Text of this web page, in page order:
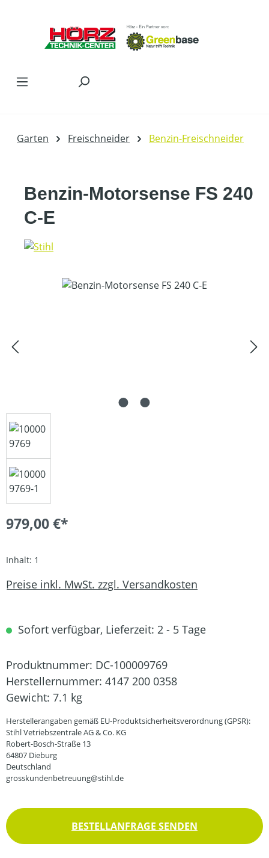
Garten Freischneider Benzin-Freischneider
Benzin-Motorsense FS 240
C-E
Bildergalerie überspringen
979,00 €*
Inhalt: 1
Preise inkl. MwSt. zzgl. Versandkosten
Sofort verfügbar, Lieferzeit: 2 - 5 Tage
Produktnummer: DC-100009769
Herstellernummer: 4147 200 0358
Gewicht: 7.1 kg
Herstellerangaben gemäß EU-Produktsicherheitsverordnung (GPSR):
Stihl Vetriebszentrale AG & Co. KG
Robert-Bosch-Straße 13
64807 Dieburg
Deutschland
grosskundenbetreuung@stihl.de
BESTELLANFRAGE SENDEN